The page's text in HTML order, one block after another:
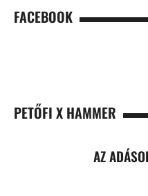
FACEBOOK
PETŐFI X HAMMER
AZ